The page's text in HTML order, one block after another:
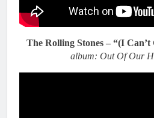
The Rolling Stones – “(I Can’t
album: Out Of Our